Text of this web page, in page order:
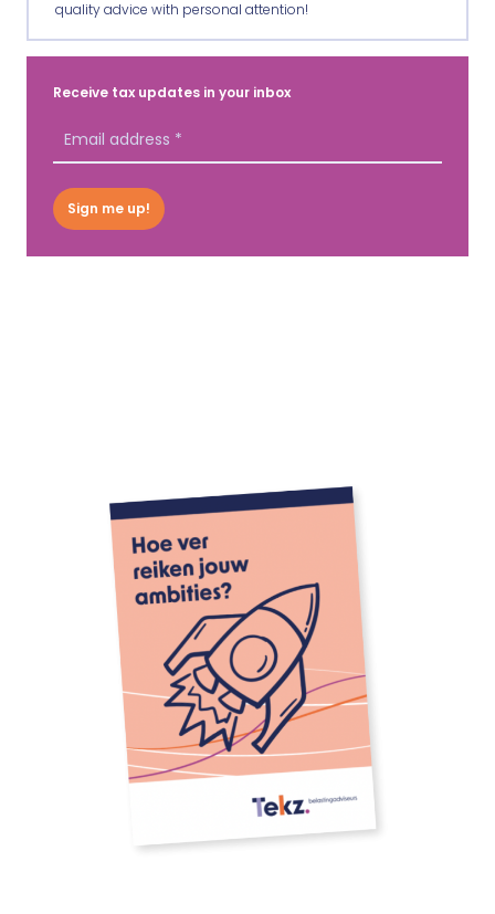
quality advice with personal attention!
Receive tax updates in your inbox
Sign me up!